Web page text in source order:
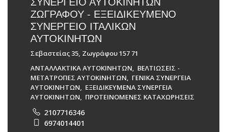
ΖΩΓΡΑΦΟΥ - ΕΞΕΙΔΙΚΕΥΜΕΝΟ
ΣΥΝΕΡΓΕΙΟ ΙΤΑΛΙΚΩΝ
ΑΥΤΟΚΙΝΗΤΩΝ
Σεβαστείας 35, Ζωγράφου 157 71
ΑΝΤΑΛΛΑΚΤΙΚΑ ΑΥΤΟΚΙΝΗΤΩΝ, ΒΕΛΤΙΩΣΕΙΣ -
ΜΕΤΑΤΡΟΠΕΣ ΑΥΤΟΚΙΝΗΤΩΝ, ΓΕΝΙΚΑ ΣΥΝΕΡΓΕΙΑ
ΑΥΤΟΚΙΝΗΤΩΝ, ΕΞΕΙΔΙΚΕΥΜΕΝΑ ΣΥΝΕΡΓΕΙΑ
ΑΥΤΟΚΙΝΗΤΩΝ, ΠΡΟΤΕΙΝΟΜΕΝΕΣ ΚΑΤΑΧΩΡΗΣΕΙΣ
2107716346
6974014401